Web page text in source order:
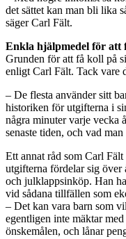
det sättet kan man bli lika
säger Carl Fält.
Enkla hjälpmedel för att
Grunden för att få koll på
enligt Carl Fält. Tack vare
– De flesta använder sitt
historiken för utgifterna i
några minuter varje vecka
senaste tiden, och vad
Ett annat råd som Carl
utgifterna fördelar sig över
och julklappsinköp. Han
vid sådana tillfällen som
– Det kan vara barn som
egentligen inte mäktar
önskemålen, och lånar